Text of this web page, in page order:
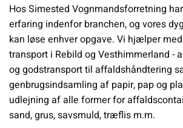
Hos Simested Vognmandsforretning
erfaring indenfor branchen, og vores
kan løse enhver opgave. Vi hjælper
transport i Rebild og Vesthimmerland -
og godstransport til affaldshåndtering
genbrugsindsamling af papir, pap og
udlejning af alle former for
sand, grus, savsmuld, træflis m.m.